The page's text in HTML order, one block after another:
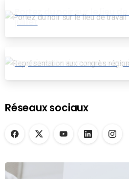
Portez du noir sur le lieu de
juillet
Représentation aux
Réseaux sociaux